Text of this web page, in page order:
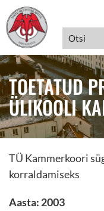
TOETATUD
ÜLIKOOLI
TÜ Kammerkoori
korraldamiseks
Aasta: 2003